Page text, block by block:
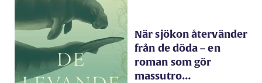
När sjökon återvänder
från de döda – en
roman som gör
massutro…